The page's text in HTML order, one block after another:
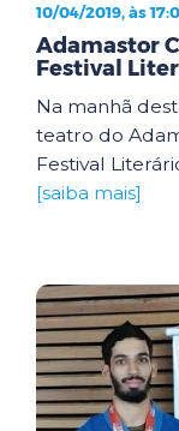
10/04/2019, às
Adamastor
Festival
Na manhã
teatro do
Festival
[saiba mais]